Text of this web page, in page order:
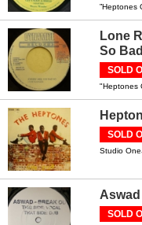
”Heptones
Lone
So Bad
SOLD
"Heptones
SOLD
Studio
SOLD